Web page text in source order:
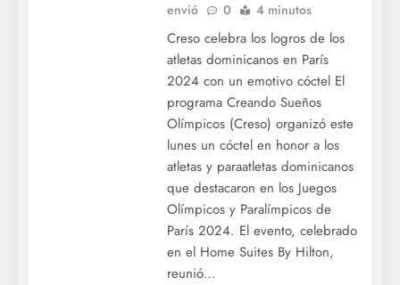
envió
0 4 minutos
Creso celebra los logros de los
atletas dominicanos en París
2024 con un emotivo cóctel El
programa Creando Sueños
Olímpicos (Creso) organizó este
lunes un cóctel en honor a los
atletas y paraatletas dominicanos
que destacaron en los Juegos
Olímpicos y Paralímpicos de
París 2024. El evento, celebrado
en el Home Suites By Hilton,
reunió…